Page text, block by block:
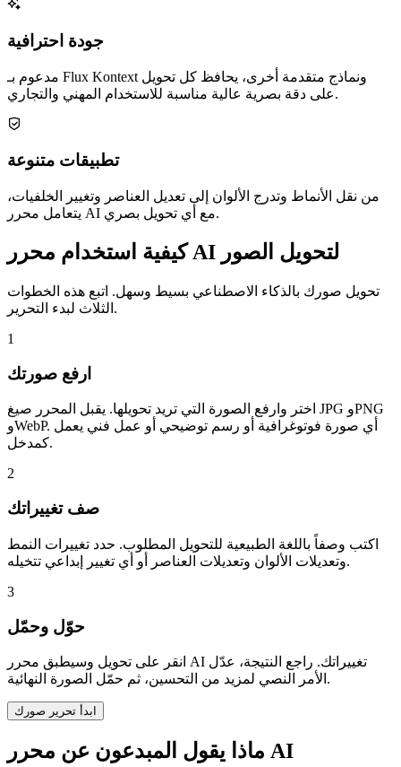
جودة احترافية
مدعوم بـ Flux Kontext ونماذج متقدمة أخرى، يحافظ كل تحويل
على دقة بصرية عالية مناسبة للاستخدام المهني والتجاري.
تطبيقات متنوعة
من نقل الأنماط وتدرج الألوان إلى تعديل العناصر وتغيير الخلفيات،
يتعامل محرر AI مع أي تحويل بصري.
كيفية استخدام محرر AI لتحويل الصور
تحويل صورك بالذكاء الاصطناعي بسيط وسهل. اتبع هذه الخطوات
الثلاث لبدء التحرير.
1
ارفع صورتك
اختر وارفع الصورة التي تريد تحويلها. يقبل المحرر صيغ JPG وPNG
وWebP. أي صورة فوتوغرافية أو رسم توضيحي أو عمل فني يعمل
كمدخل.
2
صف تغييراتك
اكتب وصفاً باللغة الطبيعية للتحويل المطلوب. حدد تغييرات النمط
وتعديلات الألوان وتعديلات العناصر أو أي تغيير إبداعي تتخيله.
3
حوّل وحمّل
انقر على تحويل وسيطبق محرر AI تغييراتك. راجع النتيجة، عدّل
الأمر النصي لمزيد من التحسين، ثم حمّل الصورة النهائية.
ابدأ تحرير صورك
ماذا يقول المبدعون عن محرر AI